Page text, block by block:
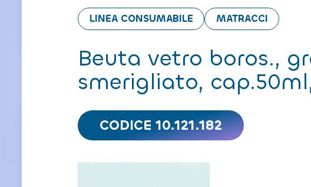
LINEA CONSUMABILE MATRACCI
Beuta vetro boros.,
smerigliato,
CODICE 10.121.182